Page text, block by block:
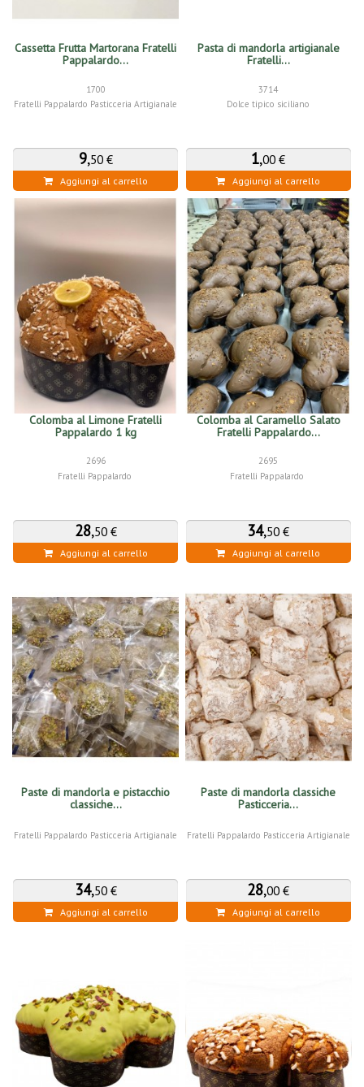
Cassetta Frutta Martorana Fratelli
Pappalardo...
1700
Fratelli Pappalardo Pasticceria Artigianale
9,50 €
Aggiungi al carrello
Pasta di mandorla artigianale
Fratelli...
3714
Dolce tipico siciliano
1,00 €
Aggiungi al carrello
Colomba al Limone Fratelli
Pappalardo 1 kg
2696
Fratelli Pappalardo
28,50 €
Aggiungi al carrello
Colomba al Caramello Salato
Fratelli Pappalardo...
2695
Fratelli Pappalardo
34,50 €
Aggiungi al carrello
Paste di mandorla e pistacchio
classiche...
Fratelli Pappalardo Pasticceria Artigianale
34,50 €
Aggiungi al carrello
Paste di mandorla classiche
Pasticceria...
Fratelli Pappalardo Pasticceria Artigianale
28,00 €
Aggiungi al carrello